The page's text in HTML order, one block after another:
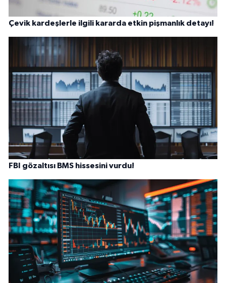
Çevik kardeşlerle ilgili kararda etkin pişmanlık detayı!
FBI gözaltısı BMS hissesini vurdu!